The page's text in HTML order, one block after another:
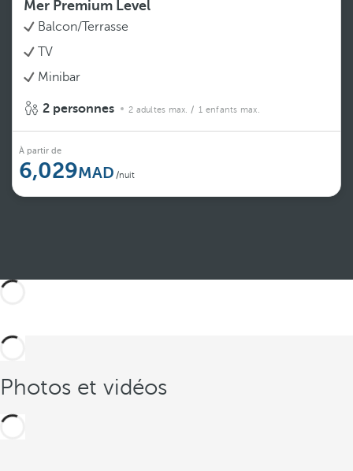
Mer Premium Level
Balcon/Terrasse
TV
Minibar
2 personnes 2 adultes max. / 1 enfants max.
À partir de
6,029 /nuit
Photos et vidéos